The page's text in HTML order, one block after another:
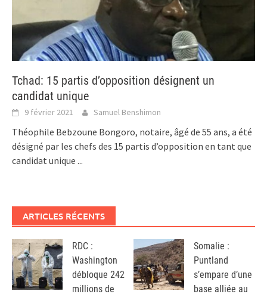
Tchad: 15 partis d’opposition désignent un
candidat unique
9 février 2021 Samuel Benshimon
Théophile Bebzoune Bongoro, notaire, âgé de 55 ans, a été
désigné par les chefs des 15 partis d’opposition en tant que
candidat unique ...
ARTICLES RÉCENTS
RDC :
Washington
débloque 242
millions de
Somalie :
Puntland
s’empare d’une
base alliée au